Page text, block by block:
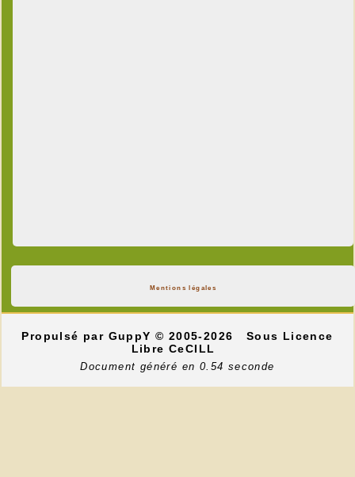
Mentions légales
Propulsé par GuppY© 2005-2026
Sous Licence
Libre CeCILL
Document généré en 0.54 seconde